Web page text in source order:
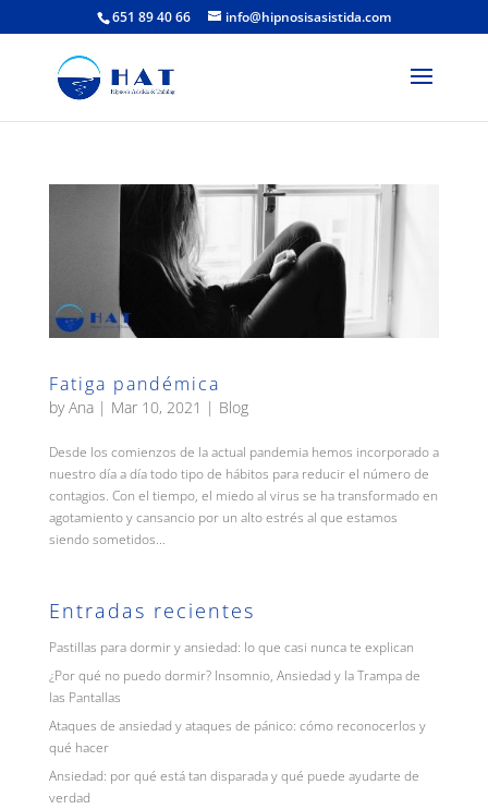
651 89 40 66 info@hipnosisasistida.com
Fatiga pandémica
byAna| Mar 10, 2021 | Blog
Desde los comienzos de la actual pandemia hemos incorporado a
nuestro día a día todo tipo de hábitos para reducir el número de
contagios. Con el tiempo, el miedo al virus se ha transformado en
agotamiento y cansancio por un alto estrés al que estamos
siendo sometidos...
Entradas recientes
Pastillas para dormir y ansiedad: lo que casi nunca te explican
¿Por qué no puedo dormir? Insomnio, Ansiedad y la Trampa de
las Pantallas
Ataques de ansiedad y ataques de pánico: cómo reconocerlos y
qué hacer
Ansiedad: por qué está tan disparada y qué puede ayudarte de
verdad